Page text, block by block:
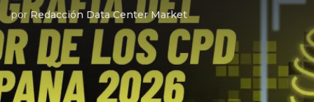
porRedacción Data Center Market